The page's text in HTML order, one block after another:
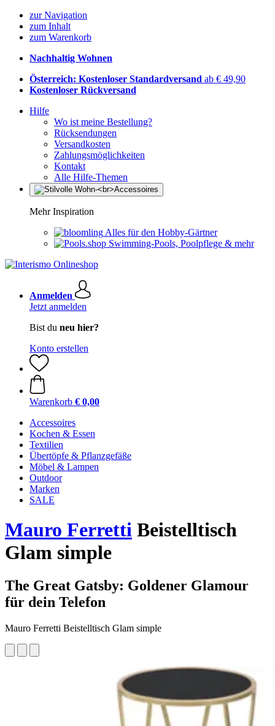
zur Navigation
zum Inhalt
zum Warenkorb
Nachhaltig Wohnen
Österreich: Kostenloser Standardversand ab € 49,90
Kostenloser Rückversand
Hilfe
Wo ist meine Bestellung?
Rücksendungen
Versandkosten
Zahlungsmöglichkeiten
Kontakt
Alle Hilfe-Themen
Mehr Inspiration
Alles für den Hobby-Gärtner
Swimming-Pools, Poolpflege & mehr
Anmelden
Jetzt anmelden
Bist du neu hier?
Konto erstellen
Warenkorb € 0,00
Accessoires
Kochen & Essen
Textilien
Übertöpfe & Pflanzgefäße
Möbel & Lampen
Outdoor
Marken
SALE
Mauro Ferretti Beistelltisch
Glam simple
The Great Gatsby: Goldener Glamour
für dein Telefon
Mauro Ferretti Beistelltisch Glam simple